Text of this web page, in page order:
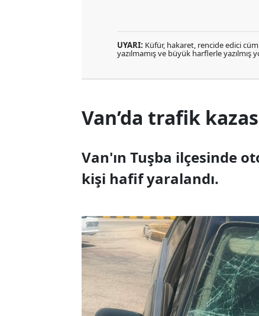
UYARI: Küfür, hakaret, rencide edici
yazılmamış ve büyük harflerle yazılmış
Van’da trafik
Van'ın Tuşba ilçesinde
kişi hafif yaralandı.